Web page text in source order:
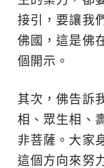
接引，要讓我
佛國，這是佛
個開示。
其次，佛告訴
相、眾生相、
非菩薩。大家
這個方向來努